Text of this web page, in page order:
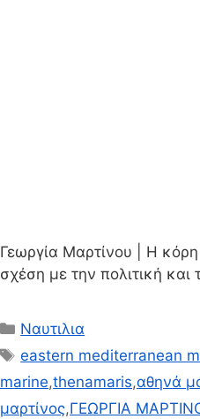
Γεωργία Μαρτίνου | Η
σχέση με την πολιτική και
Κατηγορίες
Ναυτιλια
Ετικέτες
eastern mediterranean
marine,thenamaris,αθηνά
μαρτίνος,ΓΕΩΡΓΙΑ